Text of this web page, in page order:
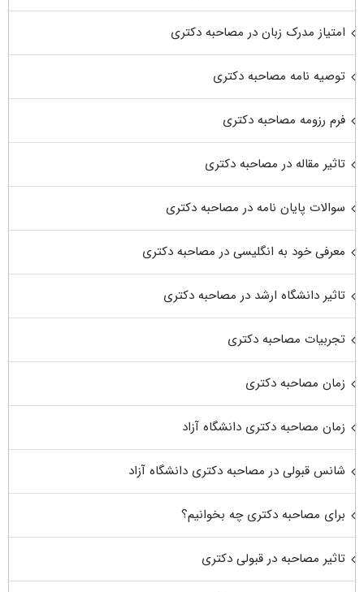
امتیاز مدرک زبان در مصاحبه دکتری
توصیه نامه مصاحبه دکتری
فرم رزومه مصاحبه دکتری
تاثیر مقاله در مصاحبه دکتری
سوالات پایان نامه در مصاحبه دکتری
معرفی خود به انگلیسی در مصاحبه دکتری
تاثیر دانشگاه ارشد در مصاحبه دکتری
تجربیات مصاحبه دکتری
زمان مصاحبه دکتری
زمان مصاحبه دکتری دانشگاه آزاد
شانس قبولی در مصاحبه دکتری دانشگاه آزاد
برای مصاحبه دکتری چه بخوانیم؟
تاثیر مصاحبه در قبولی دکتری